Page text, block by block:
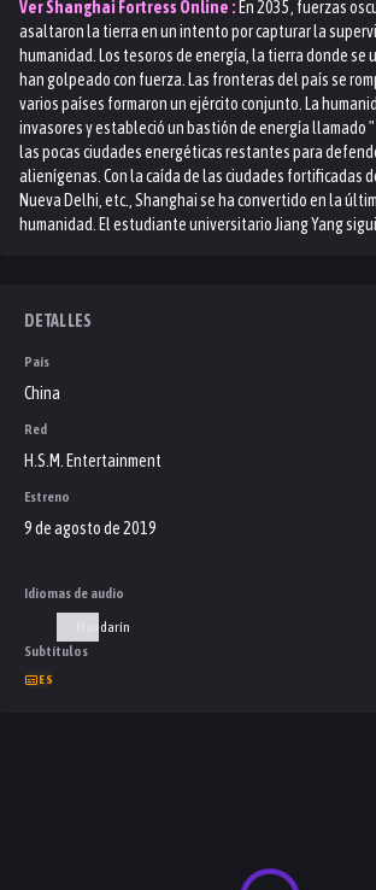
VerShanghai Fortress Online : En 2035, fuerzas
asaltaron la tierra en un intento por capturar la
humanidad. Los tesoros de energía, la tierra donde se
han golpeado con fuerza. Las fronteras del país se
varios países formaron un ejército conjunto. La
invasores y estableció un bastión de energía llamado
las pocas ciudades energéticas restantes para
alienígenas. Con la caída de las ciudades fortificadas
Nueva Delhi, etc., Shanghai se ha convertido en la
humanidad. El estudiante universitario Jiang Yang
varios amigos, "Grey Eagle Squad", se enfrentarán a
DETALLES
País
China
Red
H.S.M. Entertainment
Estreno
9 de agosto de 2019
Idiomas de audio
Mandarín
Subtítulos
ES